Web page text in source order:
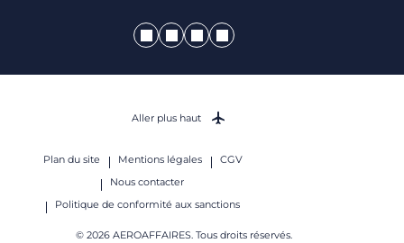
Plan du site Mentions légales
CGV
Nous contacter
Politique de conformité aux sanctions
© 2026 AEROAFFAIRES. Tous droits réservés.
Aller plus haut